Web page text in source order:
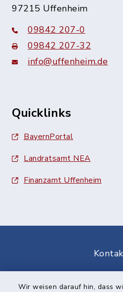
Wir weisen darauf hin, dass
97215 Uffenheim
09842 207-0
09842 207-32
info@uffenheim.de
Quicklinks
BayernPortal
Landratsamt NEA
Finanzamt Uffenheim